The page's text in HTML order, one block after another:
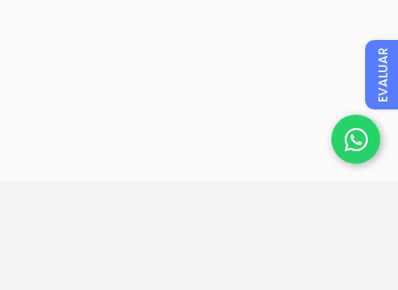
EVALUAR